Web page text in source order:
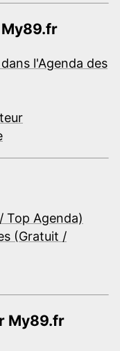
l'Agenda des
Top Agenda)
(Gratuit /
My89.fr